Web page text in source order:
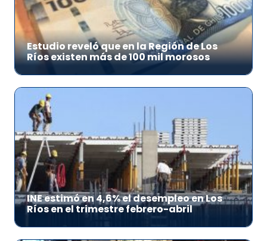
Estudio reveló que en la Región de Los
Ríos existen más de 100 mil morosos
INE estimó en 4,6% el desempleo en Los
Ríos en el trimestre febrero-abril